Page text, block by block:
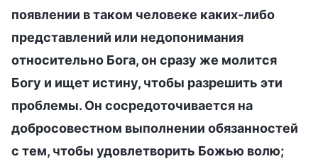
появлении в таком человеке каких-либо
представлений или недопонимания
относительно Бога, он сразу же молится
Богу и ищет истину, чтобы разрешить эти
проблемы. Он сосредоточивается на
добросовестном выполнении обязанностей
с тем, чтобы удовлетворить Божью волю;